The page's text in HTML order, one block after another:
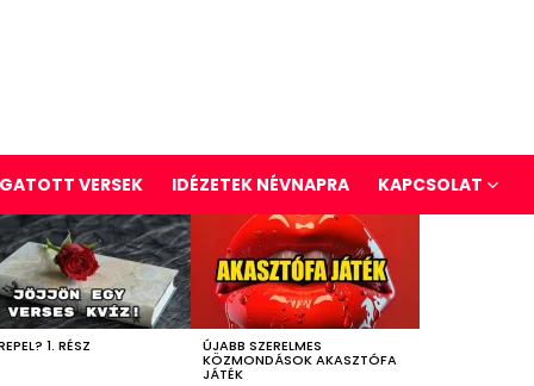
VERSEK IDÉZETEK NÉVNAPRA KAPCSOLAT
1. RÉSZ ÚJABB SZERELMES
KÖZMONDÁSOK AKASZTÓFA
JÁTÉK